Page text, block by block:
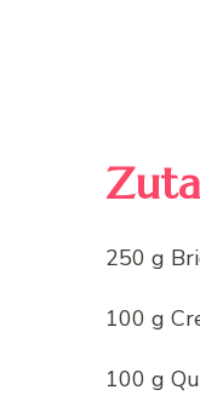
250 g
100 g
100 g